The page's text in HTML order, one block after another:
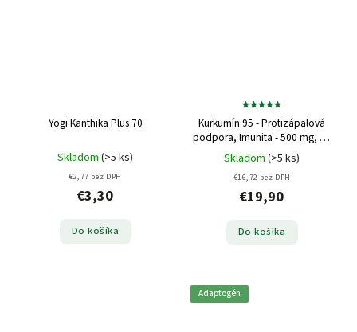
Yogi Kanthika Plus 70
Skladom (>5 ks)
€2,77 bez DPH
€3,30
Do košíka
Kurkumín 95 - Protizápalová
podpora, Imunita - 500 mg, 60
kapsúl
Skladom (>5 ks)
€16,72 bez DPH
€19,90
Do košíka
Adaptogén